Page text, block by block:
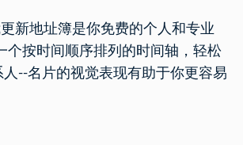
新地址簿是你免费的个人和专业
个按时间顺序排列的时间轴，轻松
--名片的视觉表现有助于你更容易